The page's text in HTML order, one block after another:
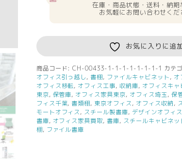
在庫・商品状態・送料・納期
お気軽にお問い合わせくだ
お気に入りに追
商品コード:CH-00433-1-1-1-1-1-1-1-1 カテ
オフィス引っ越し, 書棚, ファイルキャビネット, オ
オフィス移転, オフィス工事,収納庫, オフィスキャ
東京, 保管庫, オフィス家具東京, オフィス埼玉, 保
フィス千葉, 書類棚, 東京オフィス, オフィス収納,
モートオフィス, スチール製書庫, デザインオフィス
書庫, オフィス家具買取, 書庫, スチールキャビネッ
棚, ファイル書庫